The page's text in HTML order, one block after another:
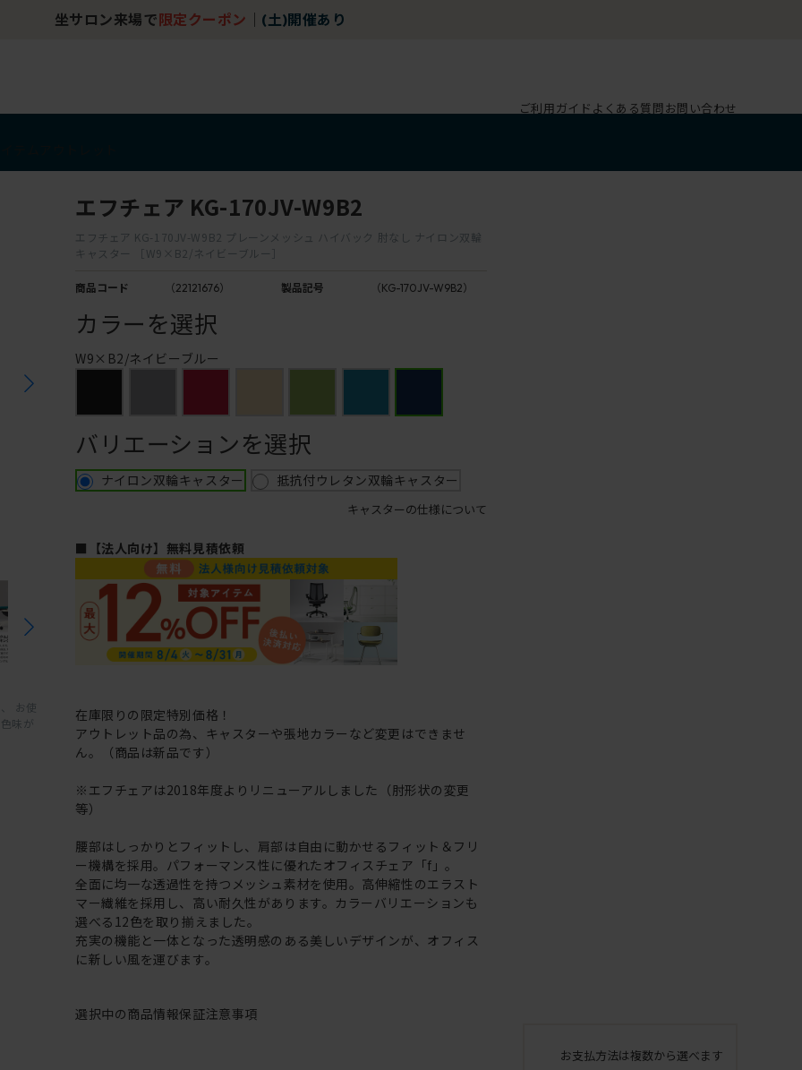
坐サロン来場で 限定クーポン (土)開催あり
ご利用ガイド よくある質問お問い合わせ
お使
味が
エフチェア KG-170JV-W9B2
エフチェア KG-170JV-W9B2 プレーンメッシュ ハイバック 肘なし ナイロン双輪
キャスター ［W9×B2/ネイビーブルー］
商品コード （22121676） 製品記号 （KG-170JV-W9B2）
カラーを選択
W9×B2/ネイビーブルー
バリエーションを選択
ナイロン双輪キャスター 抵抗付ウレタン双輪キャスター
キャスターの仕様について
■【法人向け】無料見積依頼
在庫限りの限定特別価格！
アウトレット品の為、キャスターや張地カラーなど変更はできませ
ん。（商品は新品です）
※エフチェアは2018年度よりリニューアルしました（肘形状の変更
等）
腰部はしっかりとフィットし、肩部は自由に動かせるフィット＆フリ
ー機構を採用。パフォーマンス性に優れたオフィスチェア「f」。
全面に均一な透過性を持つメッシュ素材を使用。高伸縮性のエラスト
マー繊維を採用し、高い耐久性があります。カラーバリエーションも
選べる12色を取り揃えました。
充実の機能と一体となった透明感のある美しいデザインが、オフィス
に新しい風を運びます。
選択中の商品情報保証注意事項
お支払方法は複数から選べます